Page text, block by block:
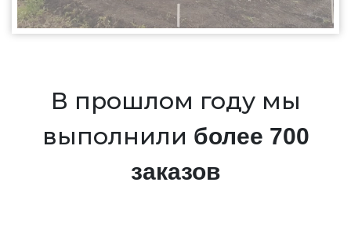
В прошлом году мы
выполнили более 700
заказов